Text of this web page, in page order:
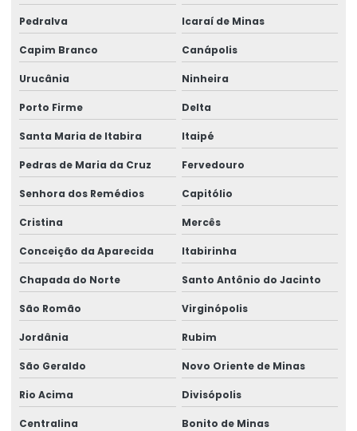
Pedralva Icaraí de Minas
Capim Branco Canápolis
Urucânia Ninheira
Porto Firme Delta
Santa Maria de Itabira Itaipé
Pedras de Maria da Cruz Fervedouro
Senhora dos Remédios Capitólio
Cristina Mercês
Conceição da Aparecida Itabirinha
Chapada do Norte Santo Antônio do Jacinto
São Romão Virginópolis
Jordânia Rubim
São Geraldo Novo Oriente de Minas
Rio Acima Divisópolis
Centralina Bonito de Minas